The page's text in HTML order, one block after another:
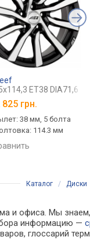
ET38 DIA71,6
825 грн.
38 мм, 5 болта
114.3 мм
Каталог / Диски
и офиса. Мы
информацию —
глоссарий